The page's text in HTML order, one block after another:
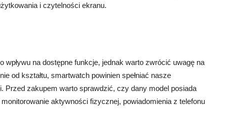
i czytelności ekranu.
wpływu na dostępne funkcje, jednak warto zwrócić uwagę na
od kształtu, smartwatch powinien spełniać nasze
Przed zakupem warto sprawdzić, czy dany model posiada
aktywności fizycznej, powiadomienia z telefonu